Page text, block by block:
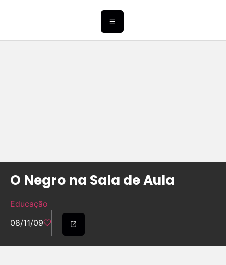
O Negro na Sala de Aula
Educação
08/11/09